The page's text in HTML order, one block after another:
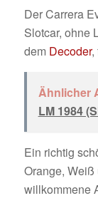
Der Carrera
Slotcar, ohne
dem Decoder,
Ähnlicher
LM 1984
Ein richtig
Orange,
willkommene